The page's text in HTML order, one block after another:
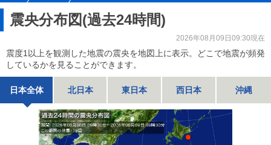
震央分布図(過去24時間)
2026年08月09日09:30現在
震度1以上を観測した地震の震央を地図上に表示。どこで地震が頻発
しているかを見ることができます。
日本全体 北日本 東日本 西日本 沖縄